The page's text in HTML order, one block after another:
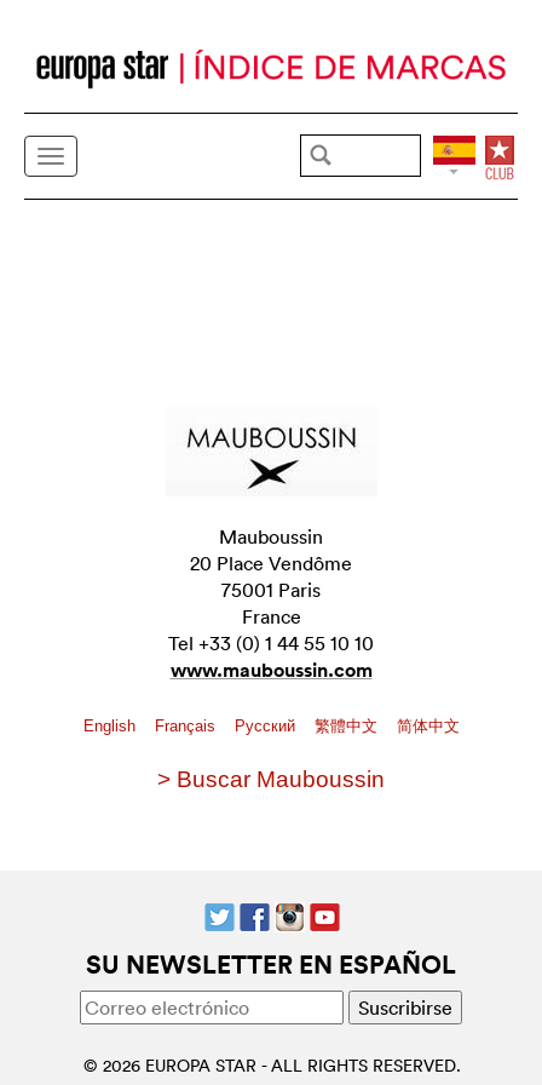
Mauboussin
20 Place Vendôme
75001 Paris
France
Tel +33 (0) 1 44 55 10 10
www.mauboussin.com
English Français Pусский 繁體中文 简体中文
> Buscar Mauboussin
SU NEWSLETTER EN ESPAÑOL
© 2026 EUROPA STAR - ALL RIGHTS RESERVED.